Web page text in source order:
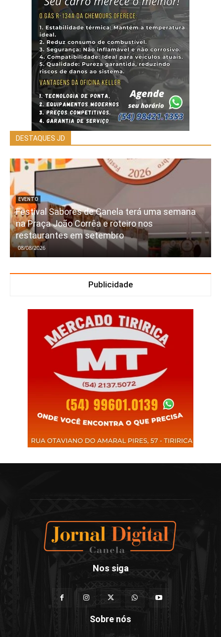
DESTAQUES JD
EVENTO
Festival Sabores de Canela terá uma semana
na Praça João Corrêa e roteiro nos
restaurantes em setembro
08/08/2026
Publicidade
Nos siga
Sobre nós